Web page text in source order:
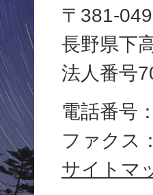
内
町
役
場
Town
〒381-
長野県下
法人番号
電話番号
ファクス
サイトマ